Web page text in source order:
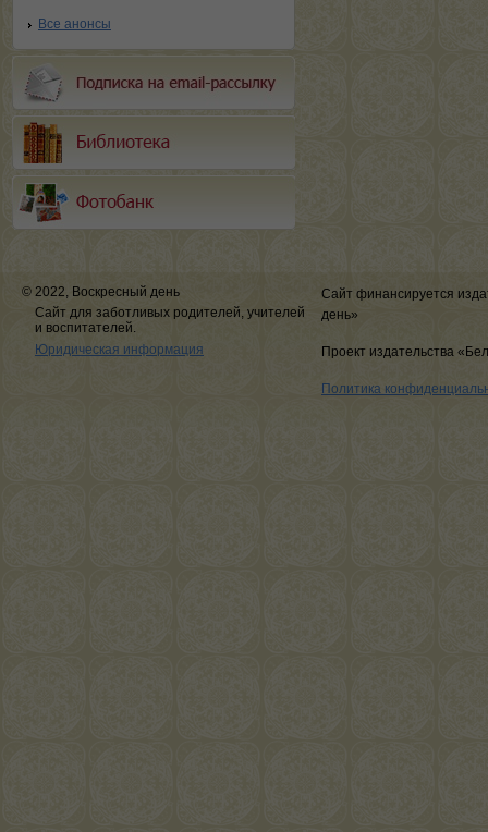
Все анонсы
© 2022, Воскресный день
Сайт для заботливых родителей, учителей
и воспитателей.
Юридическая информация
Сайт финансируется
день»
Проект издательства
Политика